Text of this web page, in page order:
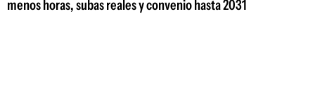
menos horas, subas reales y convenio hasta 2031